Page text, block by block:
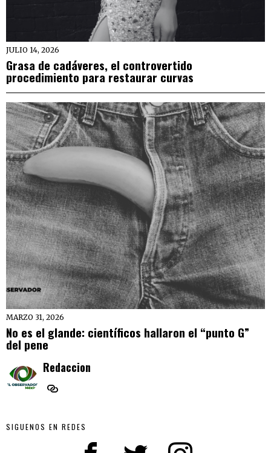
JULIO 14, 2026
Grasa de cadáveres, el controvertido
procedimiento para restaurar curvas
MARZO 31, 2026
No es el glande: científicos hallaron el “punto G”
del pene
Redaccion
SIGUENOS EN REDES